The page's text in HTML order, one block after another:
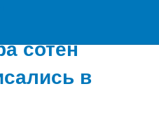
сотен
в